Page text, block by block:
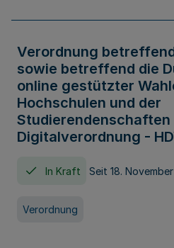
Verordnung
sowie betreffend die
online gestützter
Hochschulen und der
Digitalverordnung -
In Kraft Seit 18.
Verordnung